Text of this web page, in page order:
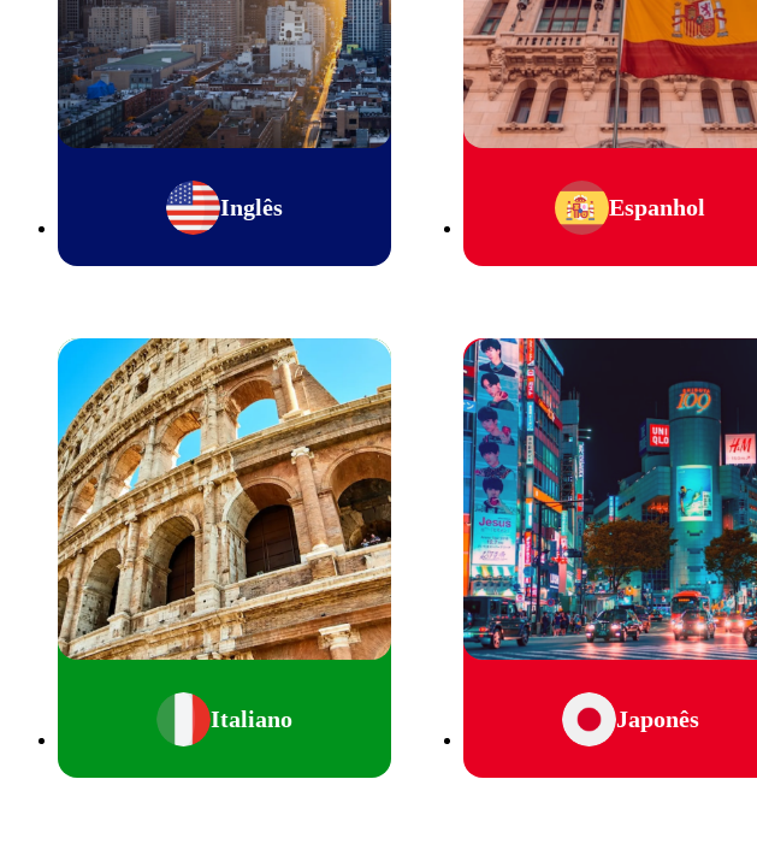
Inglês Espanhol
Italiano Japonês